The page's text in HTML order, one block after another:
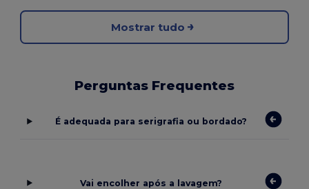
Mostrar tudo
Perguntas Frequentes
É adequada para serigrafia ou bordado?
Vai encolher após a lavagem?